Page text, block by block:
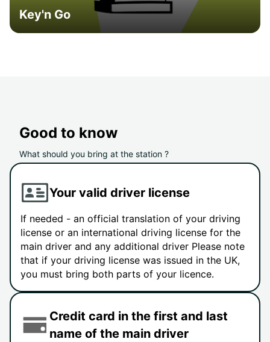
Key'n Go
Good to know
What should you bring at the station ?
Your valid driver license
If needed - an official translation of your driving
license or an international driving license for the
main driver and any additional driver Please note
that if your driving license was issued in the UK,
you must bring both parts of your licence.
Credit card in the first and last
name of the main driver